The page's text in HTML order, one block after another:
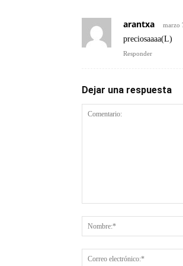
arantxa marzo
preciosaaaa(L)
Responder
Dejar una respuesta